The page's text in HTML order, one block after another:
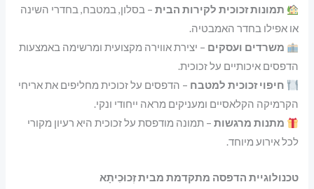
תמונות זכוכית לקירות הבית – בסלון, במטבח, בחדרי השינה
או אפילו בחדר האמבטיה.
משרדים ועסקים – יצירת אווירה מקצועית ומרשימה באמצעות
הדפסים איכותיים על זכוכית.
חיפוי זכוכית למטבח – הדפסים על זכוכית מחליפים את אריחי
הקרמיקה הקלאסיים ומעניקים מראה ייחודי ונקי.
מתנות מרגשות – תמונה מודפסת על זכוכית היא רעיון מקורי
לכל אירוע מיוחד.
טכנולוגיית הדפסה מתקדמת מבית זְכוּכִיתָא